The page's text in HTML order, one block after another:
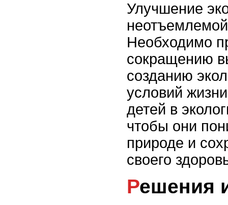
Улучшение
Необходимо
сокращению
созданию
условий
детей в
чтобы они
природе и
своего
Решения и способы улучшения